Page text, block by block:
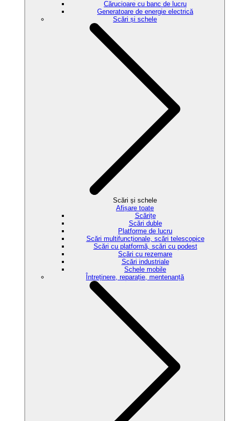
Cărucioare cu banc de lucru
Generatoare de energie electrică
Scări și schele
Scări și schele
Afișare toate
Scărițe
Scări duble
Platforme de lucru
Scări multifuncționale, scări telescopice
Scări cu platformă, scări cu podest
Scări cu rezemare
Scări industriale
Schele mobile
Întreținere, reparație, mentenanță